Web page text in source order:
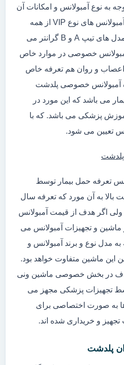
به نوع آمبولانس و امکانات آن
متفاوت خواهد بود معمولا آمبولانس های نوع VIP از همه
مدل ها گرانتر و بعد از آن مدل های تیپ A و B گرانتر می
آمبولانس خصوصی در موارد خاص
اعصاب و روان هم تعرفه خاص
آمبولانس خصوصی پلدشت
بیمار می باشد که این مورد در
پزشکی می باشد. که با
تعیین می شود.
تعرفه حمل بیمار توسط
بالا به آن مورد که تعرفه سال
ولی اگر هدف از قیمت آمبولانس
و تجهیزات آمبولانس می
به مدل نوع و برند آمبولانس و
این ماشین متفاوت خواهد بود.
هدف در بخش خصوصی ماشین ونی
تجهیزات پزشکی مجهز می
به صورت اختصاصی برای
و خریداری شده اند.
پلدشت